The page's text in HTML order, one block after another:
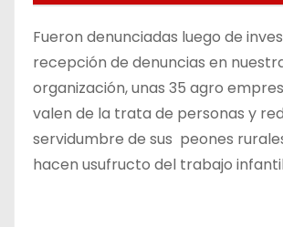
Fueron denunciadas luego de
recepción de denuncias en
organización, unas 35 agro
valen de la trata de personas y
servidumbre de sus peones
hacen usufructo del trabajo